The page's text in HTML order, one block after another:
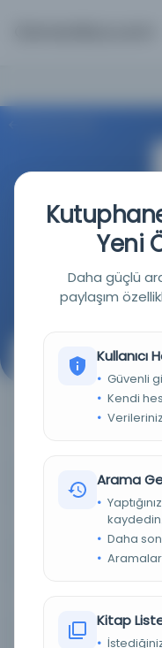
İstanbul
Evet
Yeni
Daha güçlü
paylaşım
Kullanıcı
Güvenli
Kendi
Arama
kaydedin.
Daha
Kitap